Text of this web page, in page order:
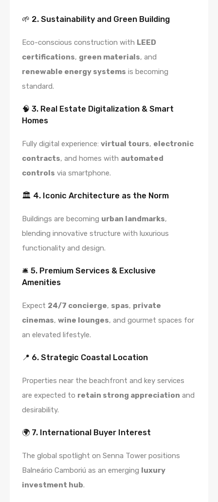
🌱 2. Sustainability and Green Building
Eco-conscious construction with LEED
certifications, green materials, and
renewable energy systems is becoming
standard.
🧠 3. Real Estate Digitalization & Smart
Homes
Fully digital experience: virtual tours, electronic
contracts, and homes with automated
controls via smartphone.
🏛️ 4. Iconic Architecture as the Norm
Buildings are becoming urban landmarks,
blending innovative structure with luxurious
functionality and design.
🛎️ 5. Premium Services & Exclusive
Amenities
Expect 24/7 concierge, spas, private
cinemas, wine lounges, and gourmet spaces for
an elevated lifestyle.
📍 6. Strategic Coastal Location
Properties near the beachfront and key services
are expected to retain strong appreciation and
desirability.
🌍 7. International Buyer Interest
The global spotlight on Senna Tower positions
Balneário Camboriú as an emerging luxury
investment hub.